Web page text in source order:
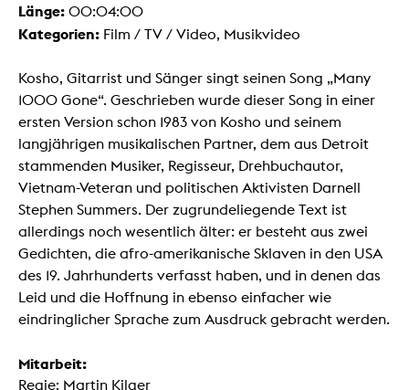
Länge: 00:04:00
Kategorien: Film / TV / Video, Musikvideo
Kosho, Gitarrist und Sänger singt seinen Song „Many
1000 Gone“. Geschrieben wurde dieser Song in einer
ersten Version schon 1983 von Kosho und seinem
langjährigen musikalischen Partner, dem aus Detroit
stammenden Musiker, Regisseur, Drehbuchautor,
Vietnam-Veteran und politischen Aktivisten Darnell
Stephen Summers. Der zugrundeliegende Text ist
allerdings noch wesentlich älter: er besteht aus zwei
Gedichten, die afro-amerikanische Sklaven in den USA
des 19. Jahrhunderts verfasst haben, und in denen das
Leid und die Hoffnung in ebenso einfacher wie
eindringlicher Sprache zum Ausdruck gebracht werden.
Mitarbeit:
Regie: Martin Kilger